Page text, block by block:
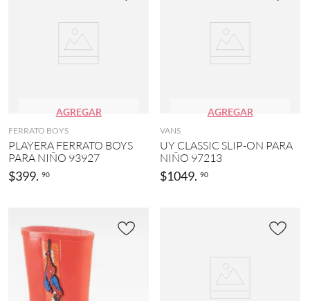
AGREGAR
FERRATO BOYS
PLAYERA FERRATO BOYS
PARA NIÑO 93927
$399. 90
AGREGAR
VANS
UY CLASSIC SLIP-ON PARA
NIÑO 97213
$1049. 90